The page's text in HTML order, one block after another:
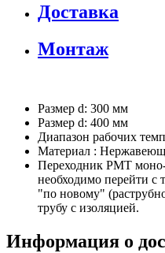
Доставка
Монтаж
Размер d: 300 мм
Размер d: 400 мм
Диапазон рабочих
Материал :
Переходник PMT моно-
необходимо перейти с
"по новому"
трубу с изоляцией.
Информация о